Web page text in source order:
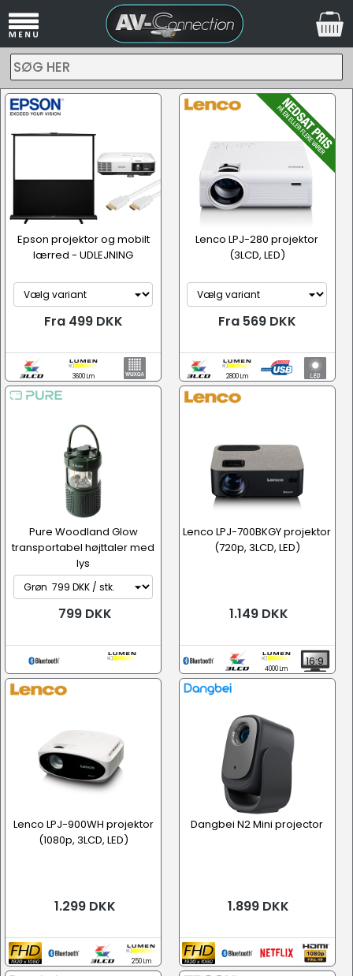
SØG HER
Epson projektor og mobilt
lærred - UDLEJNING
Fra 499 DKK
3600 Lm
Lenco LPJ-280 projektor
(3LCD, LED)
Fra 569 DKK
2800 Lm
Pure Woodland Glow
transportabel højttaler med
lys
799 DKK
Lenco LPJ-700BKGY projektor
(720p, 3LCD, LED)
1.149 DKK
4000 Lm
16:9
Lenco LPJ-900WH projektor
(1080p, 3LCD, LED)
1.299 DKK
250 Lm
Dangbei N2 Mini projector
1.899 DKK